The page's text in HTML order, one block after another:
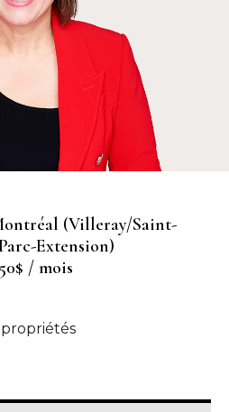
(Villeray/Saint-
Extension)
/ mois